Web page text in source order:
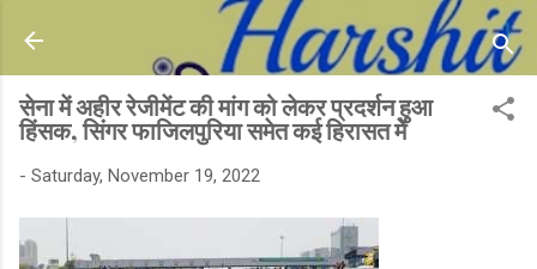
Skip to main content
सेना में अहीर रेजीमेंट की मांग को लेकर प्रदर्शन हुआ
हिंसक, सिंगर फाजिलपुरिया समेत कई हिरासत में
- Saturday, November 19, 2022